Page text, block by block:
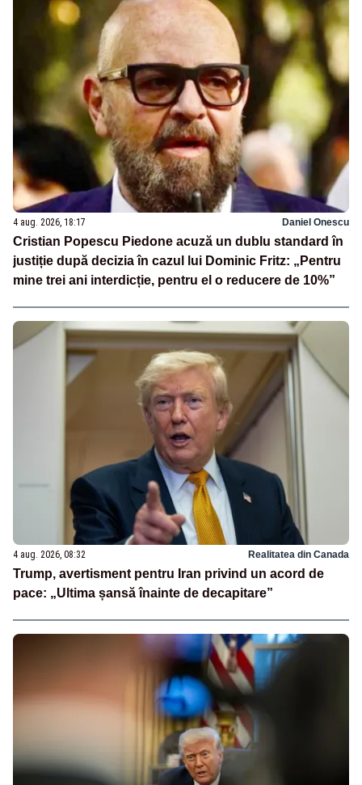
4 aug. 2026, 18:17 Daniel Onescu
Cristian Popescu Piedone acuză un dublu standard în
justiție după decizia în cazul lui Dominic Fritz: „Pentru
mine trei ani interdicție, pentru el o reducere de 10%”
4 aug. 2026, 08:32 Realitatea din Canada
Trump, avertisment pentru Iran privind un acord de
pace: „Ultima șansă înainte de decapitare”